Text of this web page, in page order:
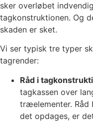
sker overløbet
tagkonstruktionen. Og
skaden er sket.
Vi ser typisk tre typer
tagrender:
Råd i
tagkassen over
træelementer. Råd
det opdages, er